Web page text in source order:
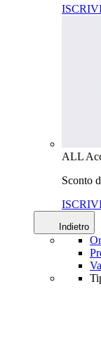
ALL
Sconto
Indietro